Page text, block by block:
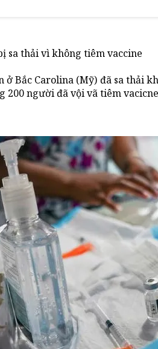
sa thải vì không tiêm vaccine
Bắc Carolina (Mỹ) đã sa thải
200 người đã vội vã tiêm